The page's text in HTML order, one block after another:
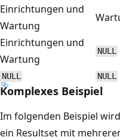
Einrichtungen und
Wartung
Einrichtungen und
Wartung
NULL
NULL NULL
Komplexes Beispiel
Im folgenden Beispiel wird
ein Resultset mit